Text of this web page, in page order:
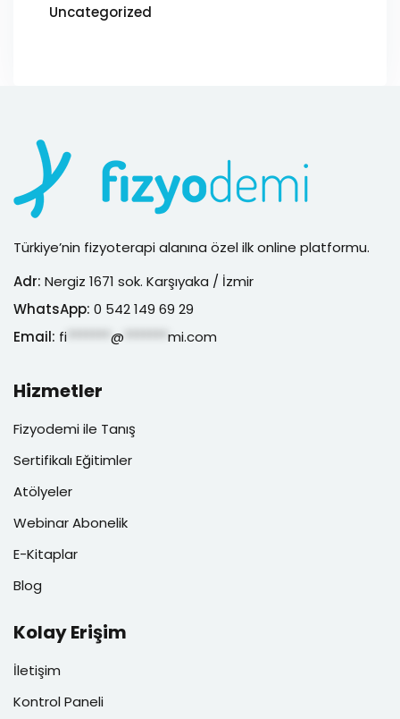
Uncategorized
Türkiye’nin fizyoterapi alanına özel ilk online platformu.
Adr: Nergiz 1671 sok. Karşıyaka / İzmir
WhatsApp: 0 542 149 69 29
Email: fi @ mi.com
Hizmetler
Fizyodemi ile Tanış
Sertifikalı Eğitimler
Atölyeler
Webinar Abonelik
E-Kitaplar
Blog
Kolay Erişim
İletişim
Kontrol Paneli